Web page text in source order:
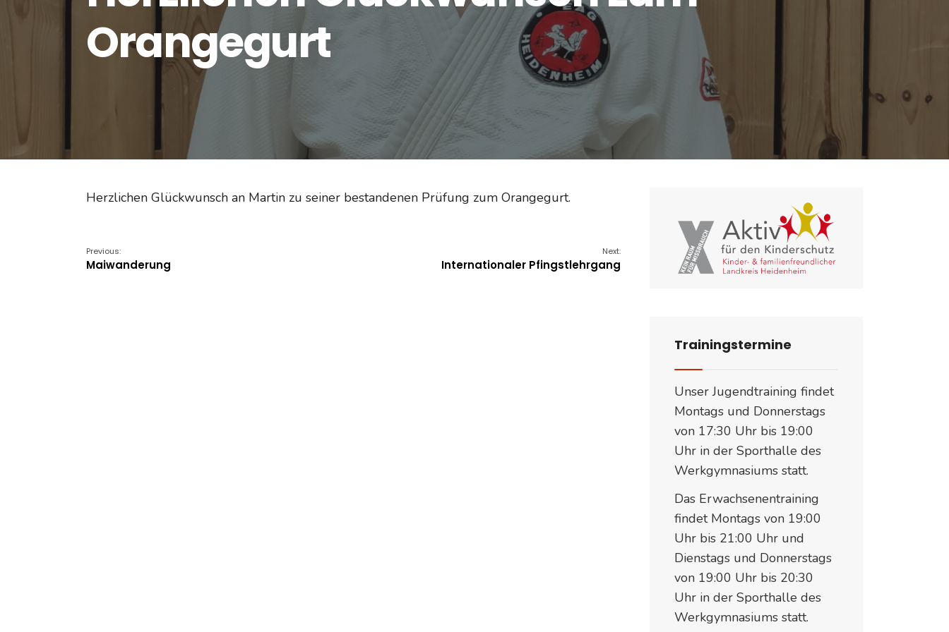
Orangegurt
Herzlichen Glückwunsch an Martin zu seiner bestandenen Prüfung zum Orangegurt.
Previous:
Maiwanderung
Next:
Internationaler Pfingstlehrgang
Trainingstermine
Unser Jugendtraining findet
Montags und Donnerstags
von 17:30 Uhr bis 19:00
Uhr in der Sporthalle des
Werkgymnasiums statt.
Das Erwachsenentraining
findet Montags von 19:00
Uhr bis 21:00 Uhr und
Dienstags und Donnerstags
von 19:00 Uhr bis 20:30
Uhr in der Sporthalle des
Werkgymnasiums statt.